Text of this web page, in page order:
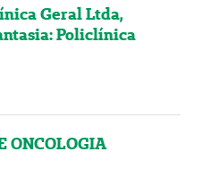
Geral Ltda,
Policlínica
ONCOLOGIA